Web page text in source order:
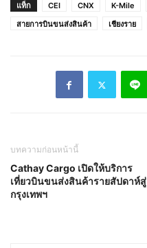
แท็ก CEI CNX K-Mile
สายการบินขนส่งสินค้า
เชียงราย
บทความก่อนหน้านี้
Cathay Cargo เปิดให้บริการ
เที่ยวบินขนส่งสินค้ารายสัปดาห์สู่
กรุงเทพฯ